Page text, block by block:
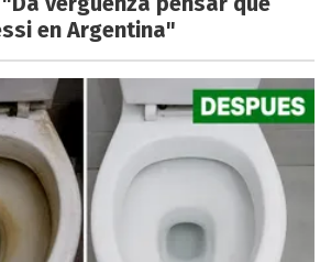
en Argentina"